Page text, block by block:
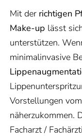
Mit der richtigen
Make-up lässt
unterstützen.
minimalinvasive
Vorstellungen
näherzukommen.
Facharzt /